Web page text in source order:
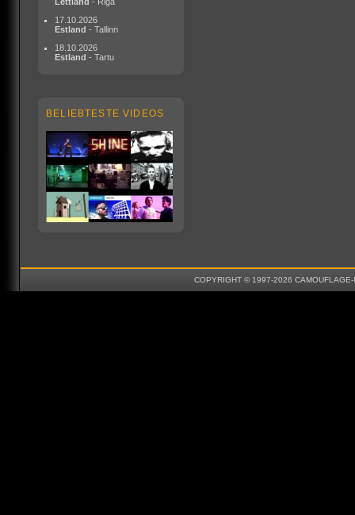
17.10.2026
Estland - Tallinn
18.10.2026
Estland - Tartu
BELIEBTESTE VIDEOS
COPYRIGHT © 1997-2026 CAMOUFLAGE-